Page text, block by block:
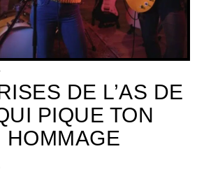
DE L’AS DE
PIQUE TON
HOMMAGE